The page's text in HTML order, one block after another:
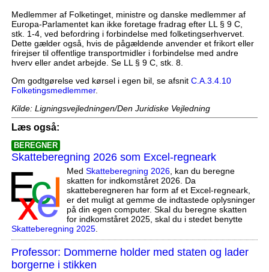
Medlemmer af Folketinget, ministre og danske medlemmer af
Europa-Parlamentet kan ikke foretage fradrag efter LL § 9 C,
stk. 1-4, ved befordring i forbindelse med folketingserhvervet.
Dette gælder også, hvis de pågældende anvender et frikort eller
frirejser til offentlige transportmidler i forbindelse med andre
hverv eller andet arbejde. Se LL § 9 C, stk. 8.
Om godtgørelse ved kørsel i egen bil, se afsnit C.A.3.4.10
Folketingsmedlemmer.
Kilde: Ligningsvejledningen/Den Juridiske Vejledning
Læs også:
BEREGNER
Skatteberegning 2026 som Excel-regneark
Med Skatteberegning 2026, kan du beregne
skatten for indkomståret 2026. Da
skatteberegneren har form af et Excel-regneark,
er det muligt at gemme de indtastede oplysninger
på din egen computer. Skal du beregne skatten
for indkomståret 2025, skal du i stedet benytte
Skatteberegning 2025.
Professor: Dommerne holder med staten og lader
borgerne i stikken